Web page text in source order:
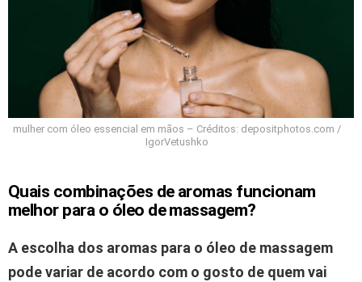
mulher com óleo essencial em mãos – Créditos: depositphotos.com /
IgorVetushko
Quais combinações de aromas funcionam
melhor para o óleo de massagem?
A escolha dos aromas para o óleo de massagem
pode variar de acordo com o gosto de quem vai